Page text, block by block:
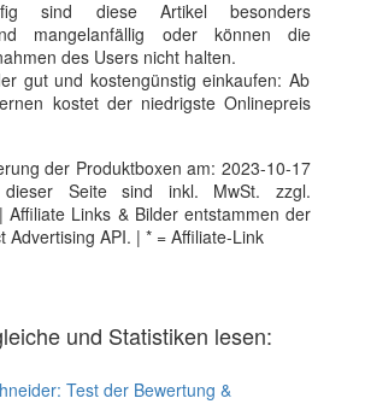
sind diese Artikel besonders
mangelanfällig oder können die
des Users nicht halten.
gut und kostengünstig einkaufen: Ab
kostet der niedrigste Onlinepreis
der Produktboxen am: 2023-10-17
Seite sind inkl. MwSt. zzgl.
Affiliate Links & Bilder entstammen der
Advertising API. | * = Affiliate-Link
und Statistiken lesen:
Test der Bewertung &